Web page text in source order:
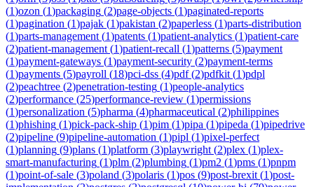
(1)ozon (1)packaging (2)page-objects (1)paginated-reports
(1)pagination (1)pajak (1)pakistan (2)paperless (1)parts-distribution
(1)parts-management (1)patents (1)patient-analytics (1)patient-care
(2)patient-management (1)patient-recall (1)patterns (5)payment
(1)payment-gateways (1)payment-security (2)payment-terms
(1)payments (5)payroll (18)pci-dss (4)pdf(2)pdfkit (1)pdpl
(2)peachtree (2)penetration-testing (1)people-analytics
(2)performance (25)performance-review (1)permissions
(1)personalization (5)pharma (4)pharmaceutical (2)philippines
(1)phishing (1)pick-pack-ship (1)pim (1)pipa (1)pipeda (1)pipedrive
(2)pipeline (9)pipeline-automation (1)pipl (1)pixel-perfect
(1)planning (9)plans (1)platform (3)playwright (2)plex (1)plex-
smart-manufacturing (1)plm (2)plumbing (1)pm2 (1)pms (1)pnpm
(1)point-of-sale (3)poland (3)polaris (1)pos (9)post-brexit (1)post-